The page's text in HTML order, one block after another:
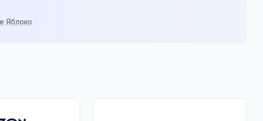
Яблоко